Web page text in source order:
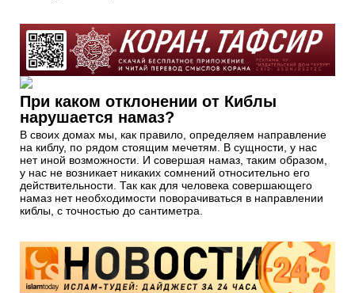
При каком отклонении от Киблы
нарушается намаз?
В своих домах мы, как правило, определяем направление
на киблу, по рядом стоящим мечетям. В сущности, у нас
нет иной возможности. И совершая намаз, таким образом,
у нас не возникает никаких сомнений относительно его
действительности. Так как для человека совершающего
намаз нет необходимости поворачиваться в направлении
киблы, с точностью до сантиметра.